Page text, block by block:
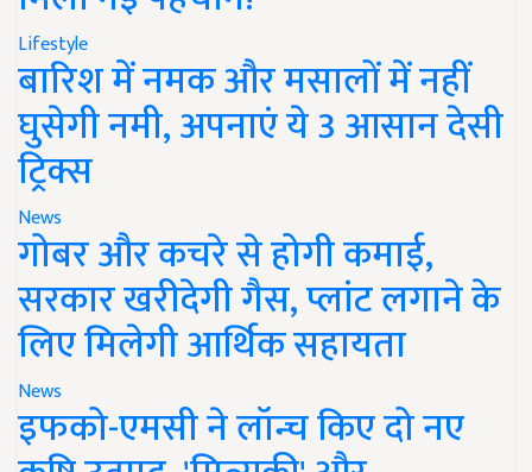
Lifestyle
बारिश में नमक और मसालों में नहीं
घुसेगी नमी, अपनाएं ये 3 आसान देसी
ट्रिक्स
News
गोबर और कचरे से होगी कमाई,
सरकार खरीदेगी गैस, प्लांट लगाने के
लिए मिलेगी आर्थिक सहायता
News
इफको-एमसी ने लॉन्च किए दो नए